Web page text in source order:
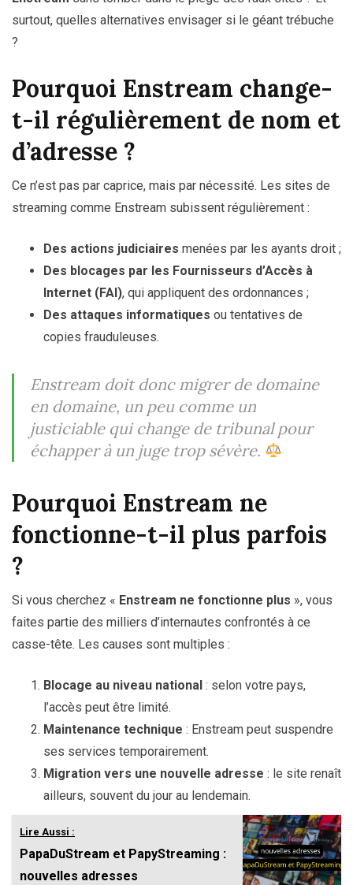
surtout, quelles alternatives envisager si le géant trébuche
?
Pourquoi Enstream change-
t-il régulièrement de nom et
d’adresse ?
Ce n’est pas par caprice, mais par nécessité. Les sites de
streaming comme Enstream subissent régulièrement :
Des actions judiciaires menées par les ayants droit ;
Des blocages par les Fournisseurs d’Accès à
Internet (FAI), qui appliquent des ordonnances ;
Des attaques informatiques ou tentatives de
copies frauduleuses.
Enstream doit donc migrer de domaine
en domaine, un peu comme un
justiciable qui change de tribunal pour
échapper à un juge trop sévère.
Pourquoi Enstream ne
fonctionne-t-il plus parfois
?
Si vous cherchez « Enstream ne fonctionne plus », vous
faites partie des milliers d’internautes confrontés à ce
casse-tête. Les causes sont multiples :
Blocage au niveau national : selon votre pays,
l’accès peut être limité.
Maintenance technique : Enstream peut suspendre
ses services temporairement.
Migration vers une nouvelle adresse : le site renaît
ailleurs, souvent du jour au lendemain.
Lire Aussi :
PapaDuStream et PapyStreaming :
nouvelles adresses